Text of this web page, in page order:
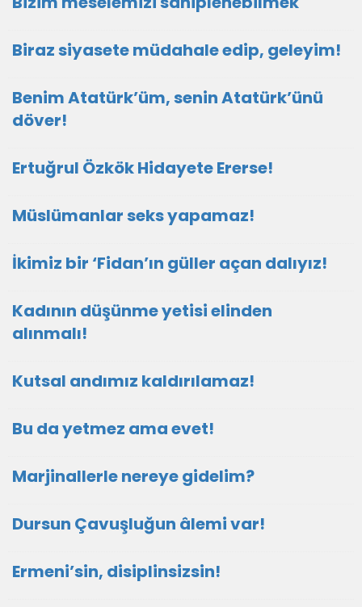
Biraz siyasete müdahale edip, geleyim!
Benim Atatürk’üm, senin Atatürk’ünü
döver!
Ertuğrul Özkök Hidayete Ererse!
Müslümanlar seks yapamaz!
İkimiz bir ‘Fidan’ın güller açan dalıyız!
Kadının düşünme yetisi elinden
alınmalı!
Kutsal andımız kaldırılamaz!
Bu da yetmez ama evet!
Marjinallerle nereye gidelim?
Dursun Çavuşluğun âlemi var!
Ermeni’sin, disiplinsizsin!